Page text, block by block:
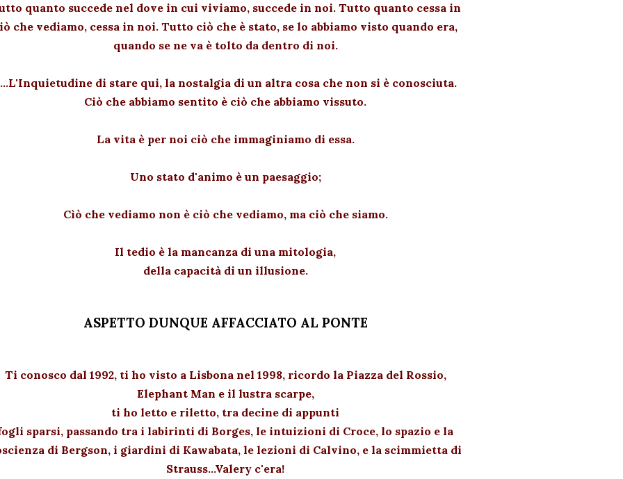
quanto succede nel dove in cui viviamo, succede in noi. Tutto quanto cessa in
che vediamo, cessa in noi. Tutto ciò che è stato, se lo abbiamo visto quando era,
quando se ne va è tolto da dentro di noi.
di stare qui, la nostalgia di un altra cosa che non si è conosciuta.
Ciò che abbiamo sentito è ciò che abbiamo vissuto.
La vita è per noi ciò che immaginiamo di essa.
Uno stato d'animo è un paesaggio;
Cìò che vediamo non è ciò che vediamo, ma ciò che siamo.
Il tedio è la mancanza di una mitologia,
della capacità di un illusione.
ASPETTO DUNQUE AFFACCIATO AL PONTE
Ti conosco dal 1992, ti ho visto a Lisbona nel 1998, ricordo la Piazza del Rossio,
Elephant Man e il lustra scarpe,
ti ho letto e riletto, tra decine di appunti
sparsi, passando tra i labirinti di Borges, le intuizioni di Croce, lo spazio e la
di Bergson, i giardini di Kawabata, le lezioni di Calvino, e la scimmietta di
Strauss...Valery c'era!